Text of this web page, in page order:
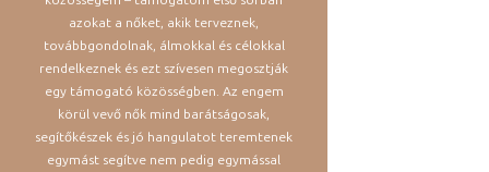
azokat a nőket, akik terveznek,
továbbgondolnak, álmokkal és célokkal
rendelkeznek és ezt szívesen megosztják
egy támogató közösségben. Az engem
körül vevő nők mind barátságosak,
segítőkészek és jó hangulatot teremtenek
egymást segítve nem pedig egymással